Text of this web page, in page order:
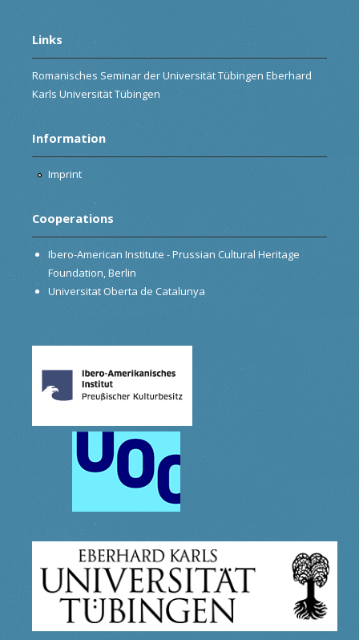
Links
Romanisches Seminar der Universität Tübingen Eberhard
Karls Universität Tübingen
Information
Imprint
Cooperations
Ibero-American Institute - Prussian Cultural Heritage
Foundation, Berlin
Universitat Oberta de Catalunya